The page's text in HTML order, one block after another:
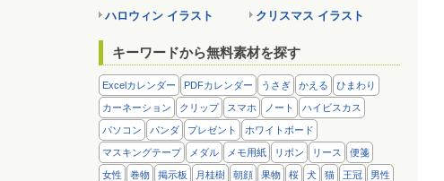
ハロウィン イラスト
クリスマス イラスト
キーワードから無料素材を探す
Excelカレンダー PDFカレンダー うさぎ かえる ひまわり
カーネーション クリップ スマホ ノート ハイビスカス
パソコン パンダ プレゼント ホワイトボード
マスキングテープ メダル メモ用紙 リボン リース 便箋
女性 巻物 掲示板 月桂樹 朝顔 果物 桜 犬 猫 王冠 男性